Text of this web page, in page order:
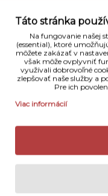
Popis
Pamäťová karta
blue line patrí do
kariet. Svoje
digitálnych
multimediálnych
ľubovoľne
potrebujete.
a odolná voči
záznamon v SD a
Detaily
Táto stránka
Na fungovanie našej
(essential), ktoré
môžete zakázať v
však môže ovplyvniť
využívali dobrovoľné
zlepšovať naše služby a
Pre ich
Viac informácií